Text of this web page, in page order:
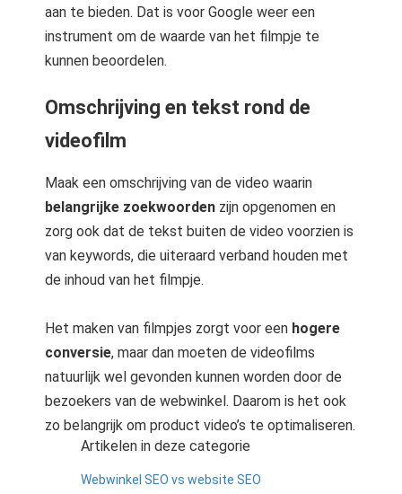
aan te bieden. Dat is voor Google weer een
instrument om de waarde van het filmpje te
kunnen beoordelen.
Omschrijving en tekst rond de
videofilm
Maak een omschrijving van de video waarin
belangrijke zoekwoorden zijn opgenomen en
zorg ook dat de tekst buiten de video voorzien is
van keywords, die uiteraard verband houden met
de inhoud van het filmpje.
Het maken van filmpjes zorgt voor een hogere
conversie, maar dan moeten de videofilms
natuurlijk wel gevonden kunnen worden door de
bezoekers van de webwinkel. Daarom is het ook
zo belangrijk om product video’s te optimaliseren.
Artikelen in deze categorie
Webwinkel SEO vs website SEO